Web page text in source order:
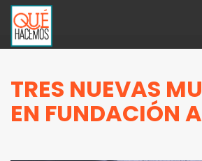
TRES NUEVAS
EN FUNDACIÓN